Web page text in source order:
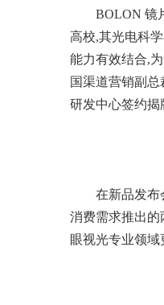
BOLON 镜
高校,其光电科
能力有效结合,
国渠道营销副
研发中心签约揭
在新品发布
消费需求推出
眼视光专业领域